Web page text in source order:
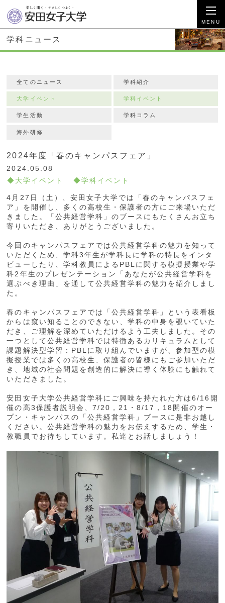
学科ニュース
全てのニュース 学科紹介
大学イベント 学科イベント
学生活動 学科コラム
海外研修
2024年度「春のキャンパスフェア」
2024.05.08
大学イベント
学科イベント
4月27日（土）、安田女子大学では「春のキャンパスフェ
ア」を開催し、多くの高校生・保護者の方にご来場いただ
きました。「公共経営学科」のブースにもたくさんお立ち
寄りいただき、ありがとうございました。
今回のキャンパスフェアでは公共経営学科の魅力を知って
いただくため、学科3年生が学科長に学科の特長をインタ
ビューしたり、学科教員によるPBLに関する模擬授業や学
科2年生のプレゼンテーション「あなたが公共経営学科を
選ぶべき理由」を通して公共経営学科の魅力を紹介しまし
た。
春のキャンパスフェアでは「公共経営学科」という表看板
からは窺い知ることのできない、学科の中身を覗いていた
だき、ご理解を深めていただけるよう工夫しました。その
一つとして公共経営学科では特徴あるカリキュラムとして
課題解決型学習：PBLに取り組んでいますが、参加型の模
擬授業では多くの高校生、保護者の皆様にもご参加いただ
き、地域の社会問題を創造的に解決に導く体験にも触れて
いただきました。
安田女子大学公共経営学科にご興味を持たれた方は6/16開
催の高3保護者説明会、7/20，21・8/17，18開催のオー
プン・キャンパスの「公共経営学科」ブースに是非お越し
ください。公共経営学科の魅力をお伝えするため、学生・
教職員でお待ちしています。私達とお話しましょう！